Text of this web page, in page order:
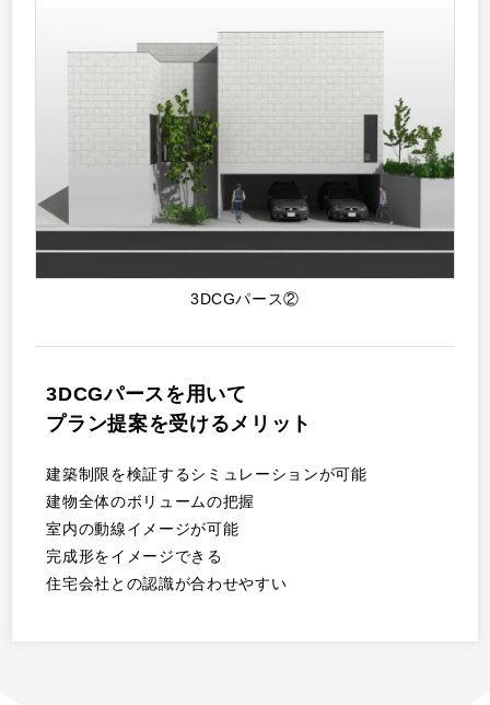
3DCGパース②
3DCGパースを用いて
プラン提案を受けるメリット
建築制限を検証するシミュレーションが可能
建物全体のボリュームの把握
室内の動線イメージが可能
完成形をイメージできる
住宅会社との認識が合わせやすい